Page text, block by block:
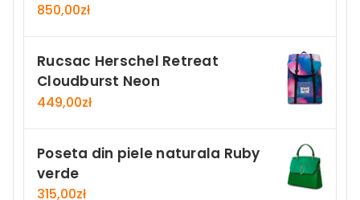
850,00zł
Rucsac Herschel Retreat
Cloudburst Neon
449,00zł
Poseta din piele naturala Ruby
verde
315,00zł